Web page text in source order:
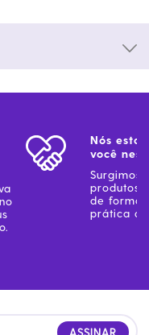
Nós
você
Surgimos
produtos
de forma
prática
ASSINAR